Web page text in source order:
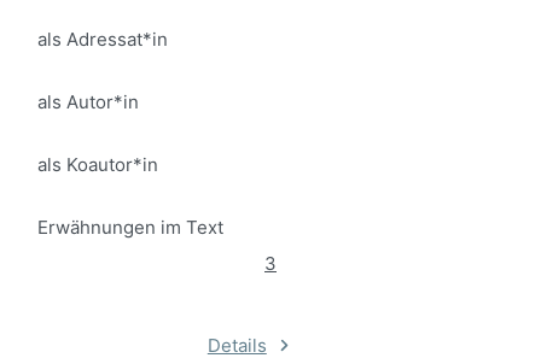
als Adressat*in
als Autor*in
als Koautor*in
Erwähnungen im Text
3
Details